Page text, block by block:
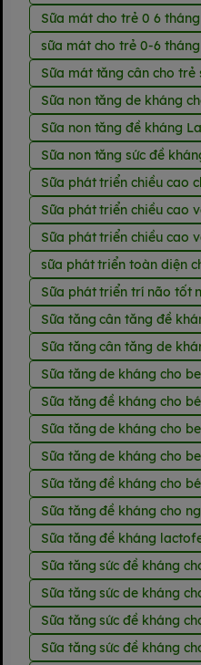
Sữa mát cho trẻ 0 6
sữa mát cho trẻ 0-6
Sữa mát tăng cân cho trẻ
Sữa non tăng de kháng
Sữa non tăng đề kháng
Sữa non tăng sức đề
Sữa phát triển chiều cao
Sữa phát triển chiều cao
Sữa phát triển chiều cao
sữa phát triển toàn diện
Sữa phát triển trí não tốt
Sữa tăng cân tăng đề
Sữa tăng cân tăng de
Sữa tăng de kháng cho
Sữa tăng đề kháng cho
Sữa tăng de kháng cho
Sữa tăng de kháng cho
Sữa tăng đề kháng cho
Sữa tăng đề kháng cho
Sữa tăng đề kháng
Sữa tăng sức đề kháng
Sữa tăng sức de kháng
Sữa tăng sức đề kháng
Sữa tăng sức đề kháng